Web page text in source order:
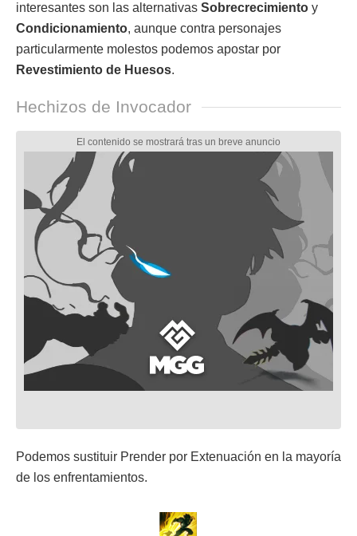
interesantes son las alternativas Sobrecrecimiento y
Condicionamiento, aunque contra personajes
particularmente molestos podemos apostar por
Revestimiento de Huesos.
Hechizos de Invocador
Podemos sustituir Prender por Extenuación en la mayoría
de los enfrentamientos.